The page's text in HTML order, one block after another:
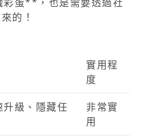
的！
實用程
度
升級、隱藏任
非常實
用